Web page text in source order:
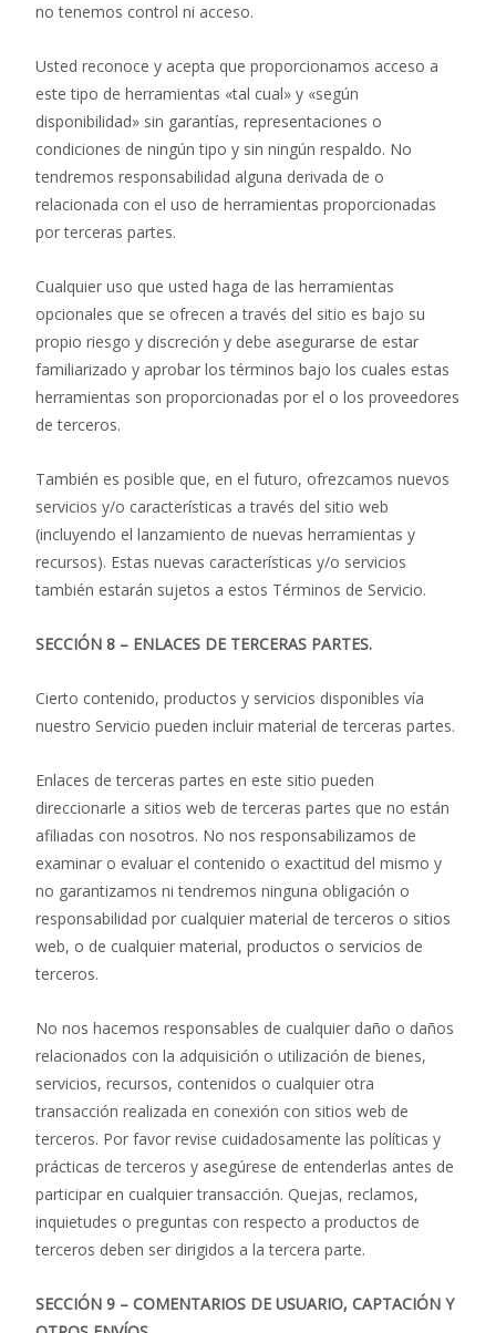
no tenemos control ni acceso.
Usted reconoce y acepta que proporcionamos acceso a
este tipo de herramientas «tal cual» y «según
disponibilidad» sin garantías, representaciones o
condiciones de ningún tipo y sin ningún respaldo. No
tendremos responsabilidad alguna derivada de o
relacionada con el uso de herramientas proporcionadas
por terceras partes.
Cualquier uso que usted haga de las herramientas
opcionales que se ofrecen a través del sitio es bajo su
propio riesgo y discreción y debe asegurarse de estar
familiarizado y aprobar los términos bajo los cuales estas
herramientas son proporcionadas por el o los proveedores
de terceros.
También es posible que, en el futuro, ofrezcamos nuevos
servicios y/o características a través del sitio web
(incluyendo el lanzamiento de nuevas herramientas y
recursos). Estas nuevas características y/o servicios
también estarán sujetos a estos Términos de Servicio.
SECCIÓN 8 – ENLACES DE TERCERAS PARTES.
Cierto contenido, productos y servicios disponibles vía
nuestro Servicio pueden incluir material de terceras partes.
Enlaces de terceras partes en este sitio pueden
direccionarle a sitios web de terceras partes que no están
afiliadas con nosotros. No nos responsabilizamos de
examinar o evaluar el contenido o exactitud del mismo y
no garantizamos ni tendremos ninguna obligación o
responsabilidad por cualquier material de terceros o sitios
web, o de cualquier material, productos o servicios de
terceros.
No nos hacemos responsables de cualquier daño o daños
relacionados con la adquisición o utilización de bienes,
servicios, recursos, contenidos o cualquier otra
transacción realizada en conexión con sitios web de
terceros. Por favor revise cuidadosamente las políticas y
prácticas de terceros y asegúrese de entenderlas antes de
participar en cualquier transacción. Quejas, reclamos,
inquietudes o preguntas con respecto a productos de
terceros deben ser dirigidos a la tercera parte.
SECCIÓN 9 – COMENTARIOS DE USUARIO, CAPTACIÓN Y